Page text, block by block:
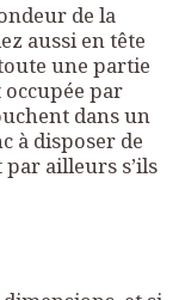
de la
aussi en tête
toute une partie
par
dans un
à disposer de
par ailleurs s’ils